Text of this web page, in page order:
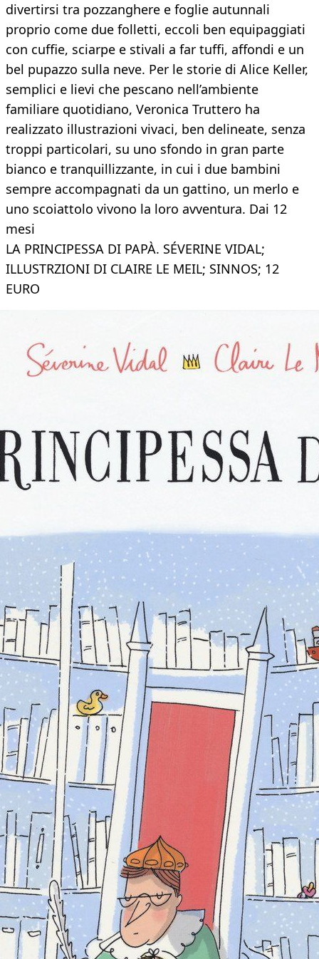
divertirsi tra pozzanghere e foglie autunnali
proprio come due folletti, eccoli ben equipaggiati
con cuffie, sciarpe e stivali a far tuffi, affondi e un
bel pupazzo sulla neve. Per le storie di Alice Keller,
semplici e lievi che pescano nell’ambiente
familiare quotidiano, Veronica Truttero ha
realizzato illustrazioni vivaci, ben delineate, senza
troppi particolari, su uno sfondo in gran parte
bianco e tranquillizzante, in cui i due bambini
sempre accompagnati da un gattino, un merlo e
uno scoiattolo vivono la loro avventura. Dai 12
mesi
LA PRINCIPESSA DI PAPÀ. SÉVERINE VIDAL;
ILLUSTRZIONI DI CLAIRE LE MEIL; SINNOS; 12
EURO